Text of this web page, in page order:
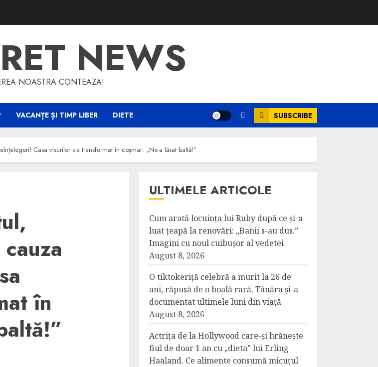
NEWS
NOASTRA CONTEAZA!
VACANȚE ȘI TIMP LIBER DIETE SUBSCRIBE
Casa visurilor s-a transformat în coșmar: „Ne-a lăsat baltă!”
în
ULTIMELE ARTICOLE
Cum arată locuința lui Ruby după ce și-a
luat țeapă la renovări: „Banii s-au dus.”
Imagini cu noul cuibușor al vedetei
August 8, 2026
O tiktokeriță celebră a murit la 26 de
ani, răpusă de o boală rară. Tânăra și-a
documentat ultimele luni din viață
August 8, 2026
Actrița de la Hollywood care-și hrănește
fiul de doar 1 an cu „dieta” lui Erling
Haaland. Ce alimente consumă micuțul